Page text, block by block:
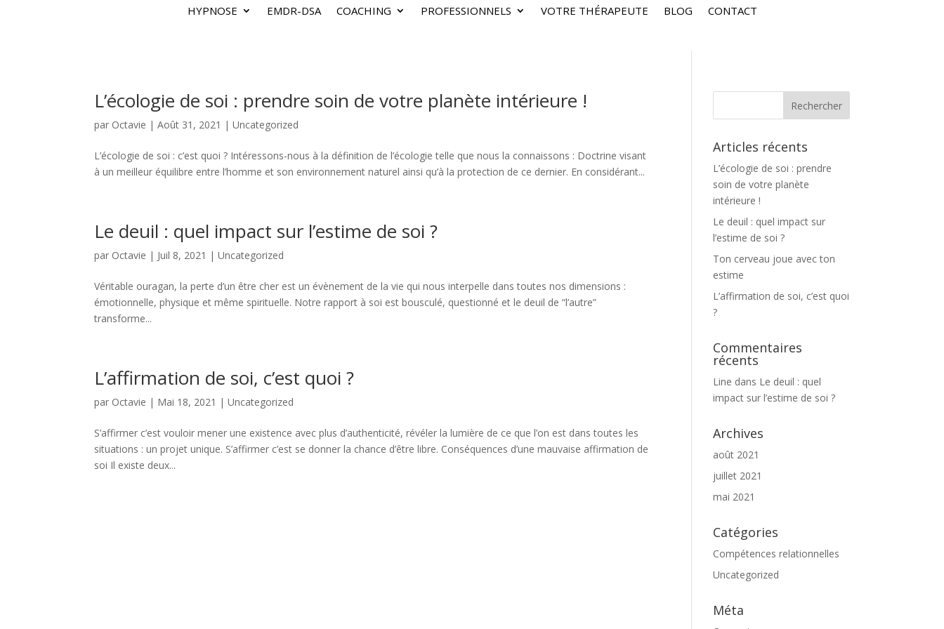
HYPNOSE EMDR-DSA COACHING PROFESSIONNELS VOTRE THÉRAPEUTE BLOG CONTACT
L’écologie de soi : prendre soin de votre planète intérieure !
par Octavie |Août 31, 2021 |Uncategorized
L’écologie de soi : c’est quoi ? Intéressons-nous à la définition de l’écologie telle que nous la connaissons : Doctrine visant
à un meilleur équilibre entre l’homme et son environnement naturel ainsi qu’à la protection de ce dernier. En considérant...
Le deuil : quel impact sur l’estime de soi ?
par Octavie | Juil 8, 2021 |Uncategorized
Véritable ouragan, la perte d’un être cher est un évènement de la vie qui nous interpelle dans toutes nos dimensions :
émotionnelle, physique et même spirituelle. Notre rapport à soi est bousculé, questionné et le deuil de “l’autre”
transforme...
L’affirmation de soi, c’est quoi ?
par Octavie | Mai 18, 2021 |Uncategorized
S’affirmer c’est vouloir mener une existence avec plus d’authenticité, révéler la lumière de ce que l’on est dans toutes les
situations : un projet unique. S’affirmer c’est se donner la chance d’être libre. Conséquences d’une mauvaise affirmation de
soi Il existe deux...
Articles récents
L’écologie de soi : prendre
soin de votre planète
intérieure !
Le deuil : quel impact sur
l’estime de soi ?
Ton cerveau joue avec ton
estime
L’affirmation de soi, c’est quoi
?
Commentaires
récents
Line dans Le deuil : quel
impact sur l’estime de soi ?
Archives
août 2021
juillet 2021
mai 2021
Catégories
Compétences relationnelles
Uncategorized
Méta